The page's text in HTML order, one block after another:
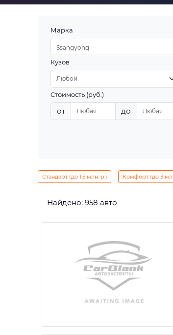
Марка
Ssangyong
Кузов
Стоимость (руб.)
от до
Стандарт (до 1.5 млн. р.) Комфорт (до 3
Найдено: 958 авто